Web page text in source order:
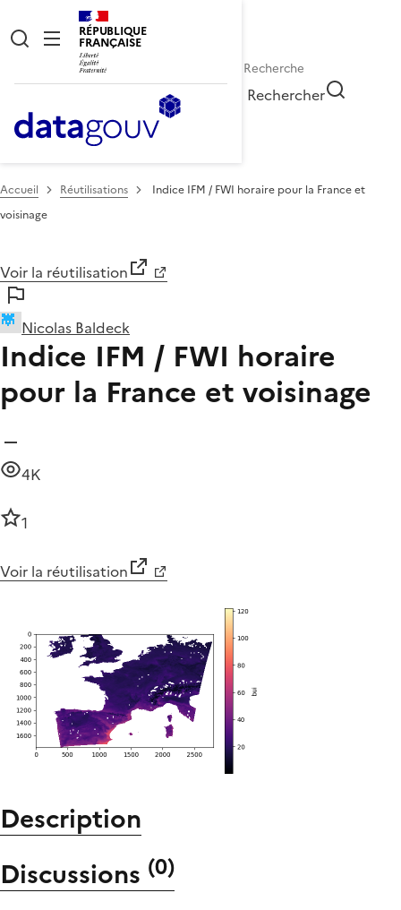
RÉPUBLIQUE
FRANÇAISE
Rechercher
Accueil Réutilisations
Indice IFM / FWI horaire pour la France et
voisinage
Voir la réutilisation
Nicolas Baldeck
Indice IFM / FWI horaire
pour la France et voisinage
4K
1
Voir la réutilisation
Description
Discussions (0)